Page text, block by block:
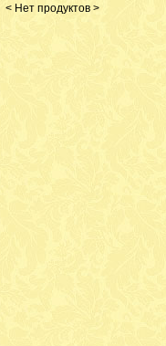
< Нет продуктов >